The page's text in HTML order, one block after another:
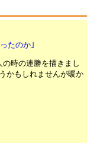
たのか｣
時の連勝を描きまし
かもしれませんが暖か